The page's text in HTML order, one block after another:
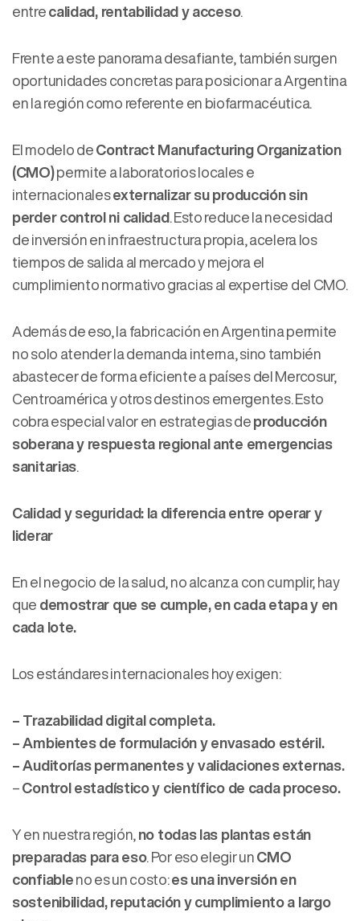
entre calidad, rentabilidad y acceso.
Frente a este panorama desafiante, también surgen
oportunidades concretas para posicionar a Argentina
en la región como referente en biofarmacéutica.
El modelo de Contract Manufacturing Organization
(CMO)permite a laboratorios locales e
internacionalesexternalizar su producción sin
perder control ni calidad. Esto reduce la necesidad
de inversión en infraestructura propia, acelera los
tiempos de salida al mercado y mejora el
cumplimiento normativo gracias al expertise del CMO.
Además de eso, la fabricación en Argentina permite
no solo atender la demanda interna, sino también
abastecer de forma eficiente a países del Mercosur,
Centroamérica y otros destinos emergentes. Esto
cobra especial valor en estrategias de producción
soberana y respuesta regional ante emergencias
sanitarias
Calidad y seguridad: la diferencia entre operar y
liderar
En el negocio de la salud, no alcanza con cumplir, hay
que demostrar que se cumple, en cada etapa y en
cada lote.
Los estándares internacionales hoy exigen:
– Trazabilidad digital completa.
– Ambientes de formulación y envasado estéril.
– Auditorías permanentes y validaciones externas.
– Control estadístico y científico de cada proceso.
Y en nuestra región, no todas las plantas están
preparadas para eso. Por eso elegir un CMO
confiable no es un costo:es una inversión en
sostenibilidad, reputación y cumplimiento a largo